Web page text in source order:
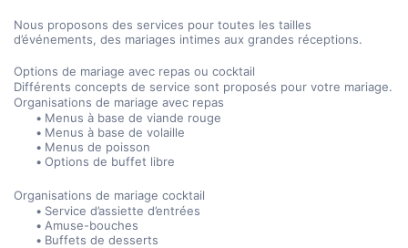
Nous proposons des services pour toutes les tailles
d’événements, des mariages intimes aux grandes réceptions.
Options de mariage avec repas ou cocktail
Différents concepts de service sont proposés pour votre mariage.
Organisations de mariage avec repas
Menus à base de viande rouge
Menus à base de volaille
Menus de poisson
Options de buffet libre
Organisations de mariage cocktail
Service d’assiette d’entrées
Amuse-bouches
Buffets de desserts